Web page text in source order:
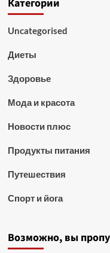
Категории
Uncategorised
Диеты
Здоровье
Мода и красота
Новости плюс
Продукты питания
Путешествия
Спорт и йога
Возможно, вы